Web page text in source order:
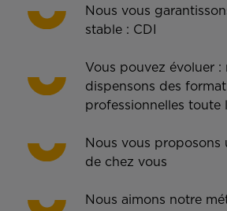
Nous vous
stable : CDI
Vous pouvez évoluer :
dispensons des
professionnelles toute
Nous vous proposons
de chez vous
Nous aimons notre